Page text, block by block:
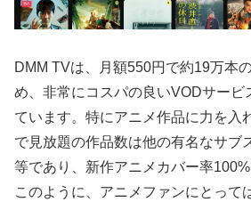
DMM TVは、月額550円で約19万本
め、非常にコスパの良いVODサービ
ています。特にアニメ作品に力を入
で見放題の作品数は他の有名なサブ
等であり、新作アニメカバー率100%
このように、アニメファンにとって